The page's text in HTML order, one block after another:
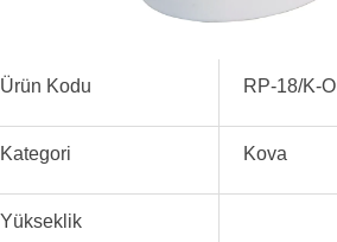
Ürün Kodu RP-18/K-O
Kategori Kova
Yükseklik